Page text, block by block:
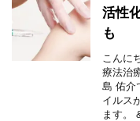
活性
も
こんに
療法治
島 佑介
イルス
ます。